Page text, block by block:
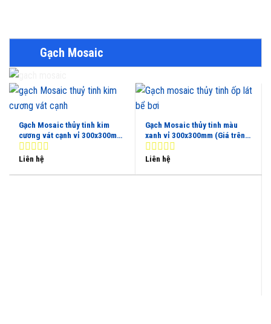
Gạch Mosaic
Gạch Mosaic thủy tinh kim
cương vát cạnh vỉ 300x300mm
(Giá theo M2)
0
Liên hệ
Gạch Mosaic thủy tinh màu
xanh vỉ 300x300mm (Giá trên
1M2)
0
Liên hệ